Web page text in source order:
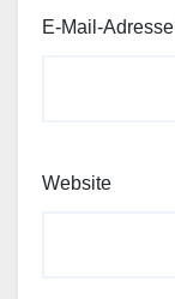
E-Mail-Adresse
Website